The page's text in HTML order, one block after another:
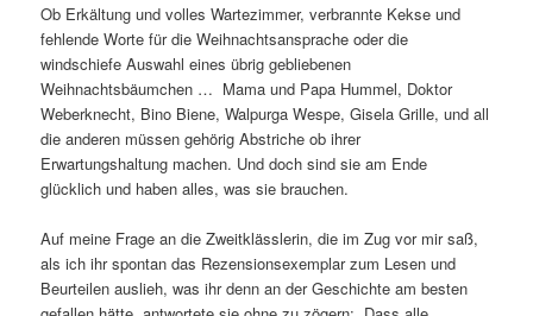
Ob Erkältung und volles Wartezimmer, verbrannte Kekse und
fehlende Worte für die Weihnachtsansprache oder die
windschiefe Auswahl eines übrig gebliebenen
Weihnachtsbäumchen … Mama und Papa Hummel, Doktor
Weberknecht, Bino Biene, Walpurga Wespe, Gisela Grille, und all
die anderen müssen gehörig Abstriche ob ihrer
Erwartungshaltung machen. Und doch sind sie am Ende
glücklich und haben alles, was sie brauchen.
Auf meine Frage an die Zweitklässlerin, die im Zug vor mir saß,
als ich ihr spontan das Rezensionsexemplar zum Lesen und
Beurteilen auslieh, was ihr denn an der Geschichte am besten